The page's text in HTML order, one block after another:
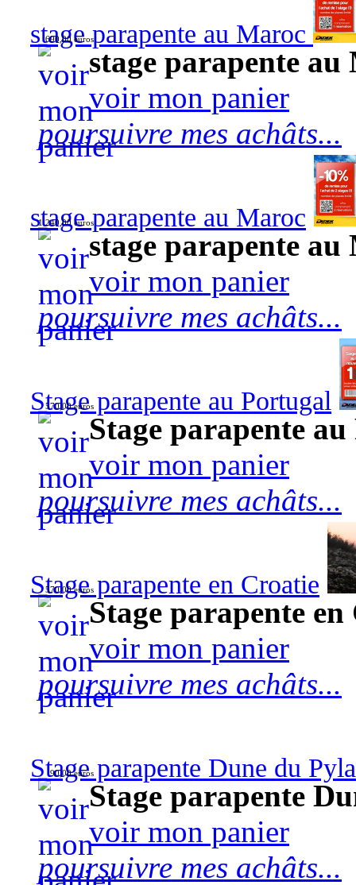
stage parapente au Maroc
690,00 euros
stage parapente
voir mon panier
poursuivre mes achâts...
stage parapente au Maroc
1 240,00 euros
stage parapente au
voir mon panier
poursuivre mes achâts...
Stage parapente au Portugal
570,00 euros
Stage parapente
voir mon panier
poursuivre mes achâts...
Stage parapente en Croatie
570,00 euros
Stage parapente
voir mon panier
poursuivre mes achâts...
Stage parapente Dune du
90,00 euros
Stage parapente
voir mon panier
poursuivre mes achâts...